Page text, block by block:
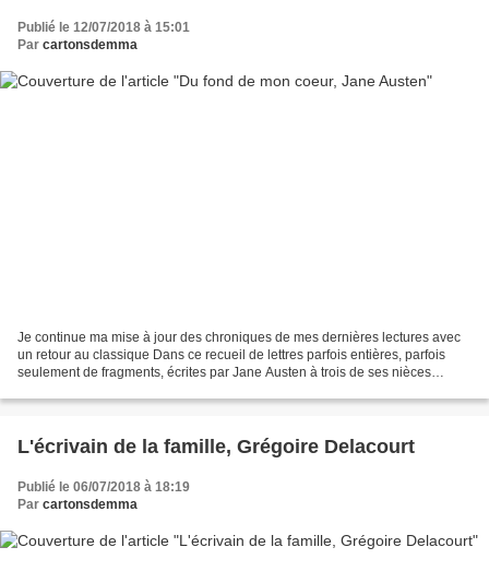
Publié le 12/07/2018 à 15:01
Par cartonsdemma
Je continue ma mise à jour des chroniques de mes dernières lectures avec
un retour au classique Dans ce recueil de lettres parfois entières, parfois
seulement de fragments, écrites par Jane Austen à trois de ses nièces
L'écrivain de la famille, Grégoire Delacourt
Publié le 06/07/2018 à 18:19
Par cartonsdemma